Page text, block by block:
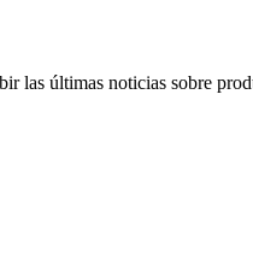
las últimas noticias sobre